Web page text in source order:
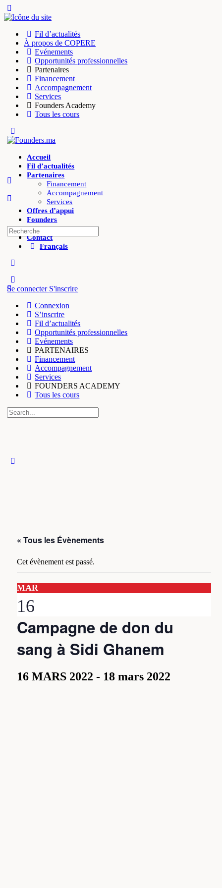
Fil d’actualités
À propos de COPERE
Evénements
Opportunités professionnelles
Partenaires
Financement
Accompagnement
Services
Founders Academy
Tous les cours
Accueil
Fil d’actualités
Partenaires
Financement
Accompagnement
Services
Offres d’appui
Founders
Salon founders
Contact
Français
Se connecter S'inscrire
Connexion
S’inscrire
Fil d’actualités
Opportunités professionnelles
Evénements
PARTENAIRES
Financement
Accompagnement
Services
FOUNDERS ACADEMY
Tous les cours
« Tous les Évènements
Cet évènement est passé.
MAR
16
Campagne de don du
sang à Sidi Ghanem
16 MARS 2022 - 18 mars 2022